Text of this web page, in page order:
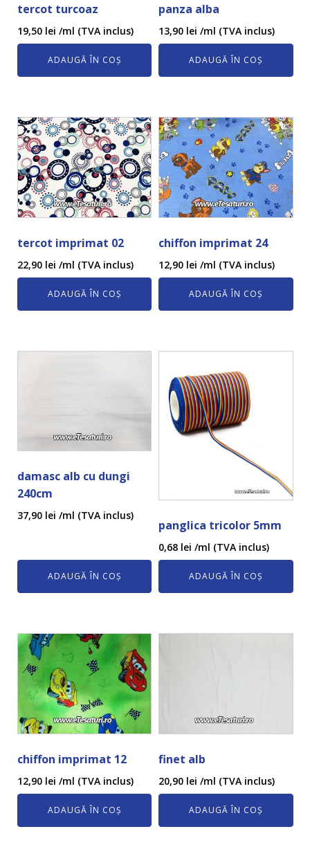
tercot turcoaz
19,50 lei /ml (TVA inclus)
ADAUGĂ ÎN COȘ
panza alba
13,90 lei /ml (TVA inclus)
ADAUGĂ ÎN COȘ
tercot imprimat 02
22,90 lei /ml (TVA inclus)
ADAUGĂ ÎN COȘ
chiffon imprimat 24
12,90 lei /ml (TVA inclus)
ADAUGĂ ÎN COȘ
damasc alb cu dungi
240cm
37,90 lei /ml (TVA inclus)
ADAUGĂ ÎN COȘ
panglica tricolor 5mm
0,68 lei /ml (TVA inclus)
ADAUGĂ ÎN COȘ
chiffon imprimat 12
12,90 lei /ml (TVA inclus)
ADAUGĂ ÎN COȘ
finet alb
20,90 lei /ml (TVA inclus)
ADAUGĂ ÎN COȘ